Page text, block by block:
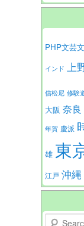
PHP文芸
インド 上
信松尼 修験
大阪 奈良
年賀 慶派
雄 東
江戸 沖縄
Search